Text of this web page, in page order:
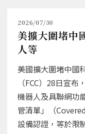
2026/07/30
美擴大圍堵中
人等
美國擴大圍堵中國
（FCC）28日宣
機器人及具聯網功
管清單」（
設備認證，等於限